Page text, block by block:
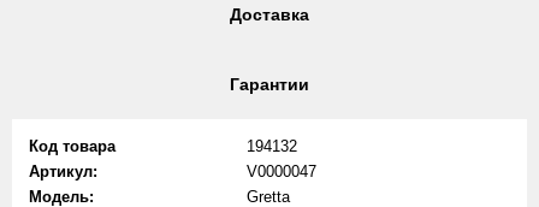
Доставка
Гарантии
Код товара
194132
Артикул:
V0000047
Модель:
Gretta